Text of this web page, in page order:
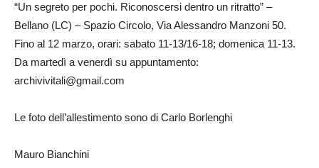
“Un segreto per pochi. Riconoscersi dentro un ritratto” –
Bellano (LC) – Spazio Circolo, Via Alessandro Manzoni 50.
Fino al 12 marzo, orari: sabato 11-13/16-18; domenica 11-13.
Da martedì a venerdì su appuntamento:
archivivitali@gmail.com
Le foto dell’allestimento sono di Carlo Borlenghi
Mauro Bianchini